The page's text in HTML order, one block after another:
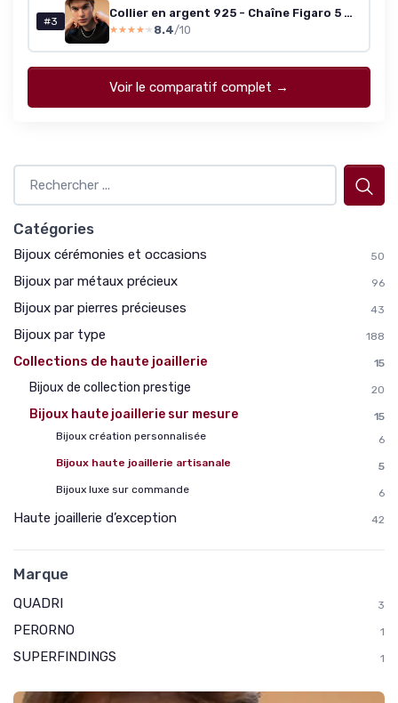
#3
Collier en argent 925 - Chaîne Figaro 5 mm (41-66 cm) - Coffret luxe
★★★★★
★★★★★ 8.4/10
Voir le comparatif complet →
Catégories
Bijoux cérémonies et occasions 50
Bijoux par métaux précieux 96
Bijoux par pierres précieuses 43
Bijoux par type 188
Collections de haute joaillerie 15
Bijoux de collection prestige 20
Bijoux haute joaillerie sur mesure
15
Bijoux création personnalisée
6
Bijoux haute joaillerie artisanale
5
Bijoux luxe sur commande
6
Haute joaillerie d’exception 42
Marque
QUADRI 3
PERORNO 1
SUPERFINDINGS 1